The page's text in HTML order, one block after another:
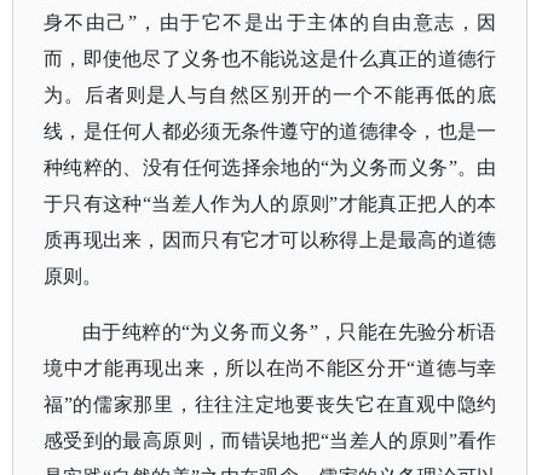
身不由己”，由于它不是出于主体的自由意志，因
而，即使他尽了义务也不能说这是什么真正的道德行
为。后者则是人与自然区别开的一个不能再低的底
线，是任何人都必须无条件遵守的道德律令，也是一
种纯粹的、没有任何选择余地的“为义务而义务”。由
于只有这种“当差人作为人的原则”才能真正把人的本
质再现出来，因而只有它才可以称得上是最高的道德
原则。
由于纯粹的“为义务而义务”，只能在先验分析语
境中才能再现出来，所以在尚不能区分开“道德与幸
福”的儒家那里，往往注定地要丧失它在直观中隐约
感受到的最高原则，而错误地把“当差人的原则”看作